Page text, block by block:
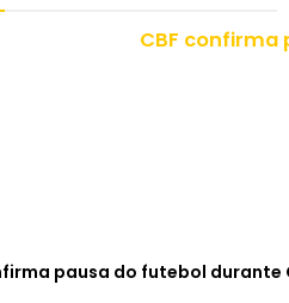
pausa do futebol durante